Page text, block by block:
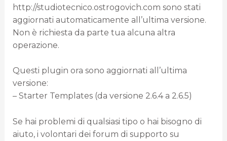
http://studiotecnico.ostrogovich.com sono stati
aggiornati automaticamente all’ultima versione.
Non è richiesta da parte tua alcuna altra
operazione.
Questi plugin ora sono aggiornati all’ultima
versione:
– Starter Templates (da versione 2.6.4 a 2.6.5)
Se hai problemi di qualsiasi tipo o hai bisogno di
aiuto, i volontari dei forum di supporto su